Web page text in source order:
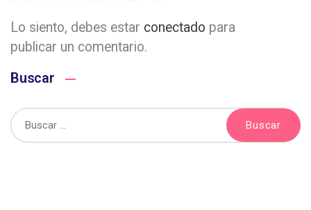
Lo siento, debes estar conectado para
publicar un comentario.
Buscar